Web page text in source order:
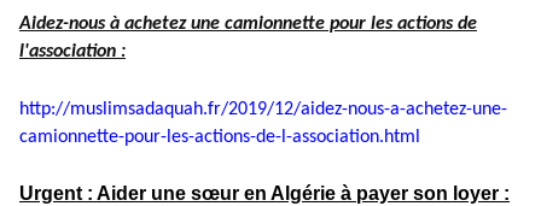
Aidez-nous à achetez une camionnette pour les actions de
l'association :
http://muslimsadaquah.fr/2019/12/aidez-nous-a-achetez-une-
camionnette-pour-les-actions-de-l-association.html
Urgent : Aider une sœur en Algérie à payer son loyer :